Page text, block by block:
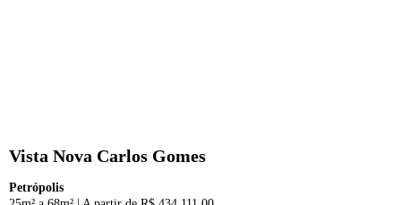
Vista Nova Carlos Gomes
Petrópolis